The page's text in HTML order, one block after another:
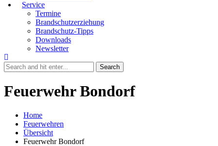
Service
Termine
Brandschutzerziehung
Brandschutz-Tipps
Downloads
Newsletter
Feuerwehr Bondorf
Home
Feuerwehren
Übersicht
Feuerwehr Bondorf